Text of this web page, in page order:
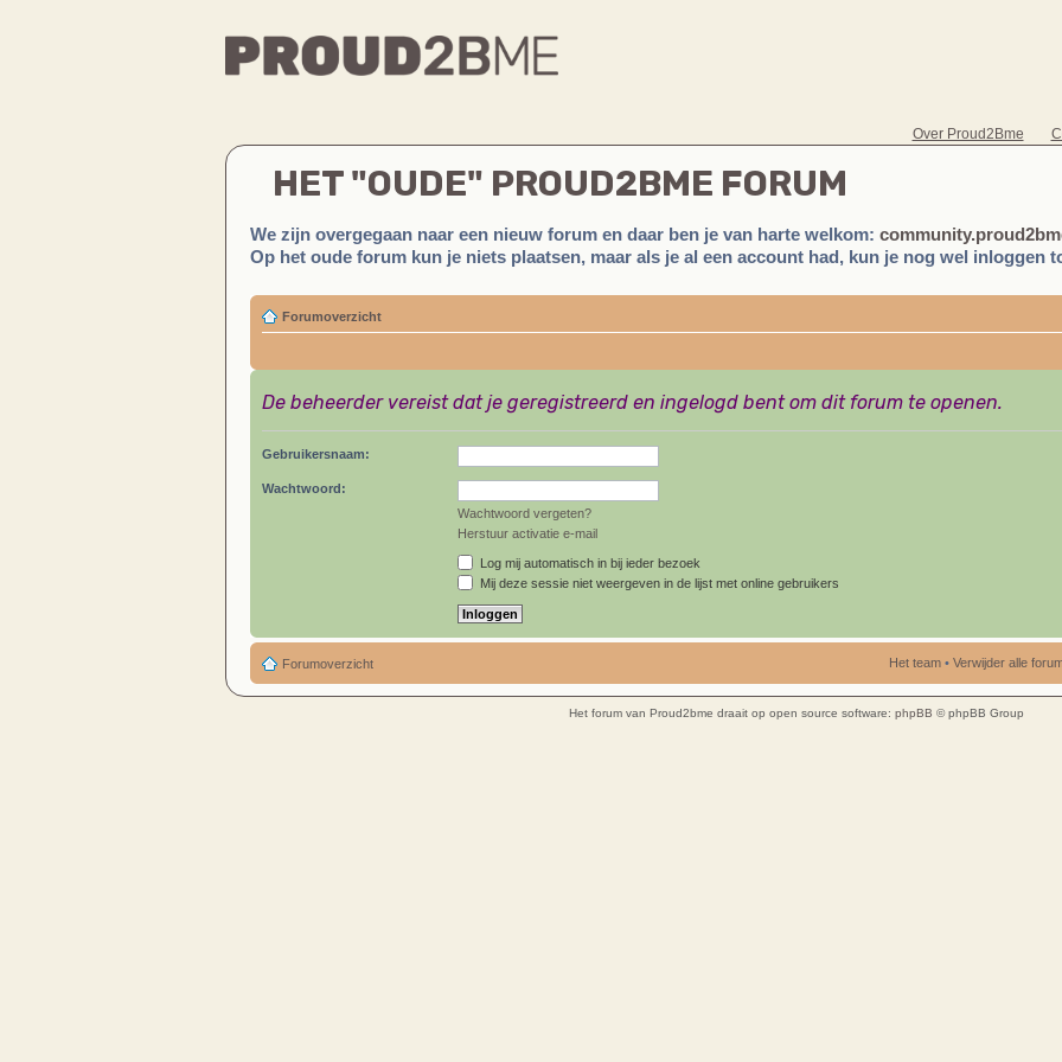
Over Proud2Bme
HET "OUDE" PROUD2BME FORUM
We zijn overgegaan naar een nieuw forum en daar ben je van harte welkom:
Op het oude forum kun je niets plaatsen, maar als je al een account had, kun je nog wel inloggen
Forumoverzicht
De beheerder vereist dat je geregistreerd en ingelogd bent om dit forum te openen.
Gebruikersnaam:
Wachtwoord:
Wachtwoord vergeten?
Herstuur activatie e-mail
Log mij automatisch in bij ieder bezoek
Mij deze sessie niet weergeven in de lijst met online gebruikers
Forumoverzicht Het team• Verwijder alle
Het forum van Proud2bme draait op open source software: phpBB © phpBB Group